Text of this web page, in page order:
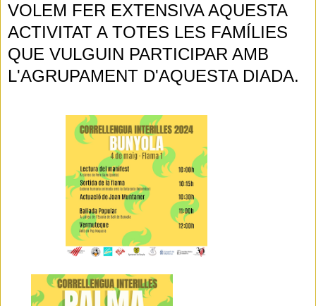
VOLEM FER EXTENSIVA AQUESTA
ACTIVITAT A TOTES LES FAMÍLIES
QUE VULGUIN PARTICIPAR AMB
L'AGRUPAMENT D'AQUESTA DIADA.